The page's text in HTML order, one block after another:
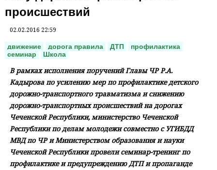
происшествий
02.02.2016 22:59
движение дорога правила ДТП
профилактика
семинар
Школа
В рамках исполнения поручений Главы ЧР Р.А.
Кадырова по усилению мер по профилактике детского
дорожно-транспортного травматизма и снижению
дорожно-транспортных происшествий на дорогах
Чеченской Республики, министерство Чеченской
Республики по делам молодежи совместно с УГИБДД
МВД по ЧР и Министерством образования и науки
Чеченской Республики провели семинар-тренинг по
профилактике и предупреждению ДТП и пропаганде